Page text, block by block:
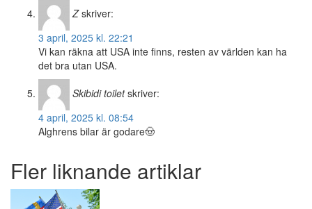
Z skriver:
3 april, 2025 kl. 22:21
Vi kan räkna att USA inte finns, resten av världen kan ha
det bra utan USA.
Skibidi toilet skriver:
4 april, 2025 kl. 08:54
Alghrens bilar är godare🤠
Fler liknande artiklar